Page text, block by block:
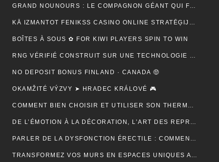
GRAND NOUNOURS : LE COMPAGNON GÉANT QUI FAIT FONDRE TOUS LES CŒURS
KĀ IZMANTOT FENIKSS CASINO ONLINE STRATĒĢIJAS, LAI PALIELINĀTU IZREDZES
BOÎTES À SOUS ✿ FOR KIWI PLAYERS SPIN TO WIN
RNG VÉRIFIÉ CONSTRUIT SUR UNE TECHNOLOGIE SÉCURISÉE 🚀 IN NEW ZEALAND START SPINNING
NO DEPOSIT BONUS FINLAND · CANADA 🤑
OKAMŽITÉ VÝZVY ➤ HRADEC KRÁLOVÉ 🎮
COMMENT BIEN CHOISIR ET UTILISER SON THERMOCYCLEUR AU LABORATOIRE
DE L’ÉMOTION À LA DÉCORATION, L’ART DES REPRODUCTIONS QUI DONNENT VIE À VOS MURS
PARLER DE LA DYSFONCTION ÉRECTILE : COMMENT BRISER LE TABOU ?
TRANSFORMEZ VOS MURS EN ESPACES UNIQUES AVEC UN STICKERS PERSONNALISÉ C-STICKERS